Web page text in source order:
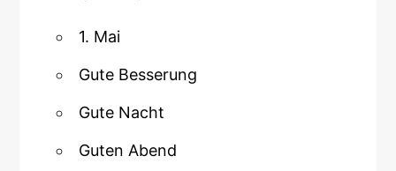
1. Mai
Gute Besserung
Gute Nacht
Guten Abend